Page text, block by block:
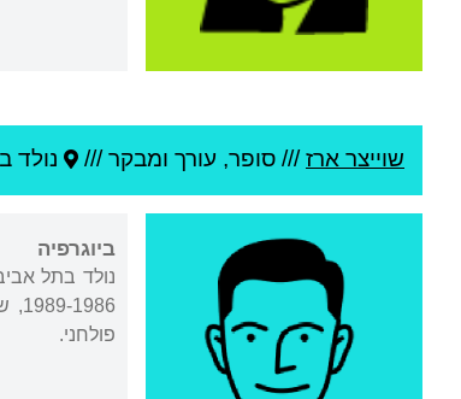
שוייצר ארז/// סופר, עורך ומבקר /// נולד ב
ביוגרפיה
נולד בתל
פולחני.